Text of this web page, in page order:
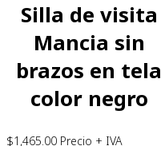
Silla de visita
Mancia sin
brazos en tela
color negro
$1,465.00 Precio + IVA